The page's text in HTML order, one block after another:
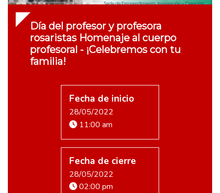
Día del profesor y profesora
rosaristas Homenaje al cuerpo
profesoral - ¡Celebremos con tu
familia!
Fecha de inicio
28/05/2022
11:00 am
Fecha de cierre
28/05/2022
02:00 pm